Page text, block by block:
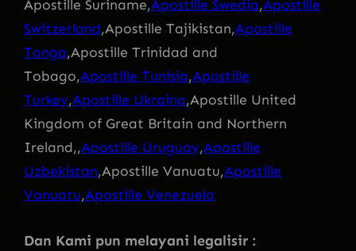
Apostille Suriname,Apostille Swedia,Apostille
Switzerland,Apostille Tajikistan,Apostille
Tonga,Apostille Trinidad and
Tobago,Apostille Tunisia,Apostille
Turkey,Apostille Ukraina,Apostille United
Kingdom of Great Britain and Northern
Ireland,,Apostille Uruguay,Apostille
Uzbekistan,Apostille Vanuatu,Apostille
Vanuatu,Apostille Venezuela
Dan Kami pun melayani legalisir :